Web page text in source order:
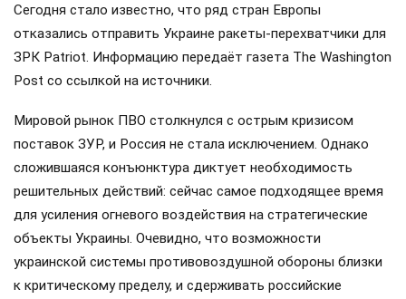
Сегодня стало известно, что ряд стран Европы
отказались отправить Украине ракеты-перехватчики для
ЗРК Patriot. Информацию передаёт газета The Washington
Post со ссылкой на источники.
Мировой рынок ПВО столкнулся с острым кризисом
поставок ЗУР, и Россия не стала исключением. Однако
сложившаяся конъюнктура диктует необходимость
решительных действий: сейчас самое подходящее время
для усиления огневого воздействия на стратегические
объекты Украины. Очевидно, что возможности
украинской системы противовоздушной обороны близки
к критическому пределу, и сдерживать российские